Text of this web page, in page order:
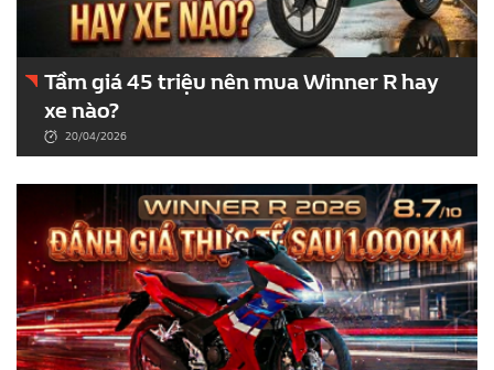
Tầm giá 45 triệu nên mua Winner R hay
xe nào?
20/04/2026